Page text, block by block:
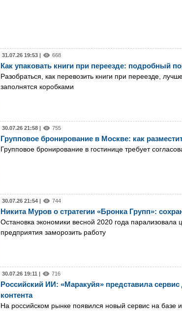
31.07.26 19:53 | 668
Как упаковать книги при переезде: подробный
Разобраться, как перевозить книги при переезде,
заполнятся коробками
30.07.26 21:58 | 755
Групповое бронирование в Москве: как
Групповое бронирование в гостинице требует
30.07.26 21:54 | 744
Никита Муров о стратегии «Бронка Групп»:
Остановка экономики весной 2020 года парализовала
предприятия заморозить работу
30.07.26 19:11 | 716
Российский ИИ: «Маракуйя» представила
контента
На российском рынке появился новый сервис на базе